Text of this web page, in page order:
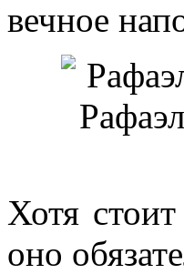
вечное
Хотя
оно